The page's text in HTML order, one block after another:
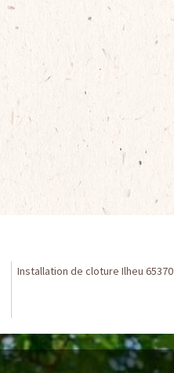
Installation de cloture Ilheu 65370